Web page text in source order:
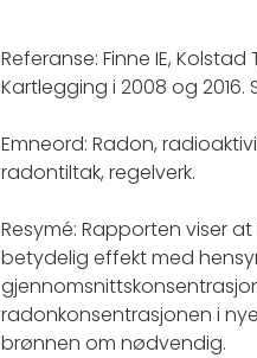
Referanse: Finne IE,
Kartlegging i 2008 og 2016.
Emneord: Radon,
radontiltak, regelverk.
Resymé: Rapporten viser
betydelig effekt med
radonkonsentrasjonen i
brønnen om nødvendig.